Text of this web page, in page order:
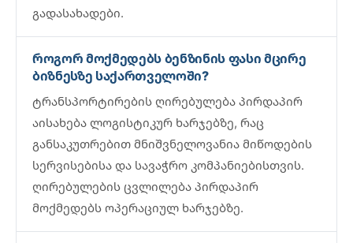
გადასახადები.
როგორ მოქმედებს ბენზინის ფასი მცირე
ბიზნესზე საქართველოში?
ტრანსპორტირების ღირებულება პირდაპირ
აისახება ლოგისტიკურ ხარჯებზე, რაც
განსაკუთრებით მნიშვნელოვანია მიწოდების
სერვისებისა და სავაჭრო კომპანიებისთვის.
ღირებულების ცვლილება პირდაპირ
მოქმედებს ოპერაციულ ხარჯებზე.